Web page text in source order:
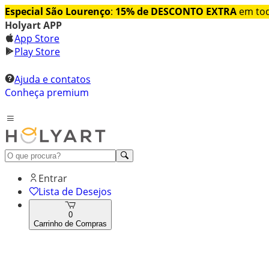
Especial São Lourenço: 15% de DESCONTO EXTRA em
Holyart APP
App Store
Play Store
Ajuda e contatos
Conheça premium
Entrar
Lista de Desejos
0
Carrinho de Compras